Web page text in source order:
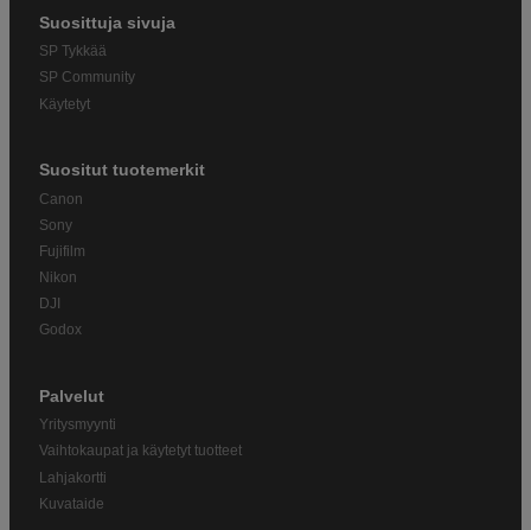
Suosittuja sivuja
SP Tykkää
SP Community
Käytetyt
Suositut tuotemerkit
Canon
Sony
Fujifilm
Nikon
DJI
Godox
Palvelut
Yritysmyynti
Vaihtokaupat ja käytetyt tuotteet
Lahjakortti
Kuvataide